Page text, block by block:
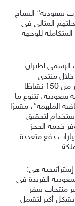
سعودية” السياح
المثالي في
للوجهة
الرسمي لطيران
منتدى
“TOURISE 2025” بمجموعة واسعة تضم أكثر من 150 نشاطًا
قابلة للحجز في أكثر من 15 وجهة سعودية، تتنوع ما
الملهمة”، مشيرًا
لتحقيق
خدمة الحجز
مدعومة بخيارات دفع متعددة
هي:
الفريدة في
منتجات سفر
أكبر لتشمل